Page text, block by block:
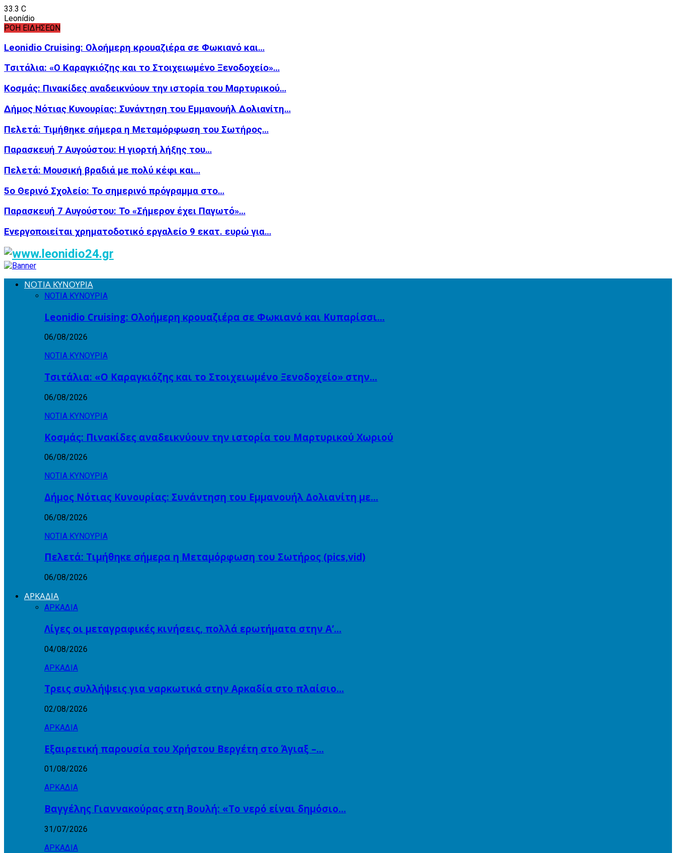
33.3 C
Leonídio
ΡΟΗ ΕΙΔΗΣΕΩΝ
Leonidio Cruising: Ολοήμερη κρουαζιέρα σε Φωκιανό και…
Τσιτάλια: «Ο Καραγκιόζης και το Στοιχειωμένο Ξενοδοχείο»…
Κοσμάς: Πινακίδες αναδεικνύουν την ιστορία του Μαρτυρικού…
Δήμος Νότιας Κυνουρίας: Συνάντηση του Εμμανουήλ Δολιανίτη…
Πελετά: Τιμήθηκε σήμερα η Μεταμόρφωση του Σωτήρος…
Παρασκευή 7 Αυγούστου: Η γιορτή λήξης του…
Πελετά: Μουσική βραδιά με πολύ κέφι και…
5ο Θερινό Σχολείο: Το σημερινό πρόγραμμα στο…
Παρασκευή 7 Αυγούστου: Το «Σήμερον έχει Παγωτό»…
Ενεργοποιείται χρηματοδοτικό εργαλείο 9 εκατ. ευρώ για…
ΝΟΤΙΑ ΚΥΝΟΥΡΙΑ
ΝΟΤΙΑ ΚΥΝΟΥΡΙΑ
Leonidio Cruising: Ολοήμερη κρουαζιέρα σε Φωκιανό και Κυπαρίσσι…
06/08/2026
ΝΟΤΙΑ ΚΥΝΟΥΡΙΑ
Τσιτάλια: «Ο Καραγκιόζης και το Στοιχειωμένο Ξενοδοχείο» στην…
06/08/2026
ΝΟΤΙΑ ΚΥΝΟΥΡΙΑ
Κοσμάς: Πινακίδες αναδεικνύουν την ιστορία του Μαρτυρικού Χωριού
06/08/2026
ΝΟΤΙΑ ΚΥΝΟΥΡΙΑ
Δήμος Νότιας Κυνουρίας: Συνάντηση του Εμμανουήλ Δολιανίτη με…
06/08/2026
ΝΟΤΙΑ ΚΥΝΟΥΡΙΑ
Πελετά: Τιμήθηκε σήμερα η Μεταμόρφωση του Σωτήρος (pics,vid)
06/08/2026
ΑΡΚΑΔΙΑ
ΑΡΚΑΔΙΑ
Λίγες οι μεταγραφικές κινήσεις, πολλά ερωτήματα στην Α’…
04/08/2026
ΑΡΚΑΔΙΑ
Τρεις συλλήψεις για ναρκωτικά στην Αρκαδία στο πλαίσιο…
02/08/2026
ΑΡΚΑΔΙΑ
Εξαιρετική παρουσία του Χρήστου Βεργέτη στο Άγιαξ –…
01/08/2026
ΑΡΚΑΔΙΑ
Βαγγέλης Γιαννακούρας στη Βουλή: «Το νερό είναι δημόσιο…
31/07/2026
ΑΡΚΑΔΙΑ